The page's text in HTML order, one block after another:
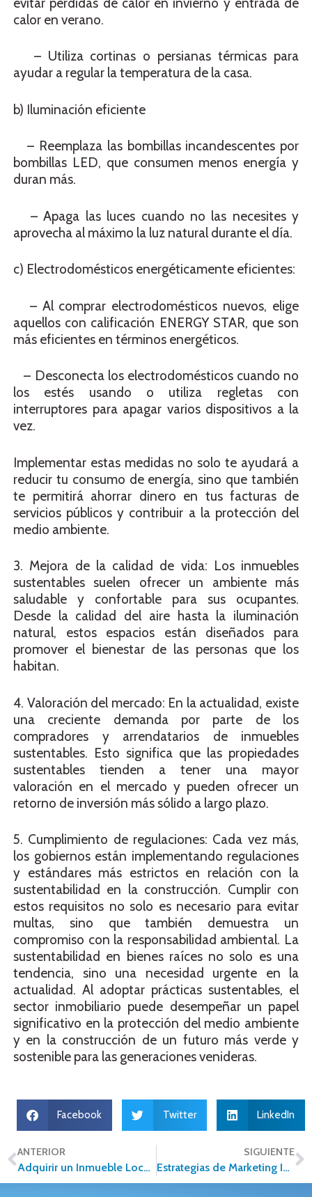
calor en verano.
– Utiliza cortinas o persianas térmicas para
ayudar a regular la temperatura de la casa.
b) Iluminación eficiente
– Reemplaza las bombillas incandescentes por
bombillas LED, que consumen menos energía y
duran más.
– Apaga las luces cuando no las necesites y
aprovecha al máximo la luz natural durante el día.
c) Electrodomésticos energéticamente eficientes:
– Al comprar electrodomésticos nuevos, elige
aquellos con calificación ENERGY STAR, que son
más eficientes en términos energéticos.
– Desconecta los electrodomésticos cuando no
los estés usando o utiliza regletas con
interruptores para apagar varios dispositivos a la
vez.
Implementar estas medidas no solo te ayudará a
reducir tu consumo de energía, sino que también
te permitirá ahorrar dinero en tus facturas de
servicios públicos y contribuir a la protección del
medio ambiente.
3. Mejora de la calidad de vida: Los inmuebles
sustentables suelen ofrecer un ambiente más
saludable y confortable para sus ocupantes.
Desde la calidad del aire hasta la iluminación
natural, estos espacios están diseñados para
promover el bienestar de las personas que los
habitan.
4. Valoración del mercado: En la actualidad, existe
una creciente demanda por parte de los
compradores y arrendatarios de inmuebles
sustentables. Esto significa que las propiedades
sustentables tienden a tener una mayor
valoración en el mercado y pueden ofrecer un
retorno de inversión más sólido a largo plazo.
5. Cumplimiento de regulaciones: Cada vez más,
los gobiernos están implementando regulaciones
y estándares más estrictos en relación con la
sustentabilidad en la construcción. Cumplir con
estos requisitos no solo es necesario para evitar
multas, sino que también demuestra un
compromiso con la responsabilidad ambiental. La
sustentabilidad en bienes raíces no solo es una
tendencia, sino una necesidad urgente en la
actualidad. Al adoptar prácticas sustentables, el
sector inmobiliario puede desempeñar un papel
significativo en la protección del medio ambiente
y en la construcción de un futuro más verde y
sostenible para las generaciones venideras.
Facebook Twitter LinkedIn
ANTERIOR
Adquirir un Inmueble Lock-Off como Inversión ¿es viable?
SIGUIENTE
Estrategias de Marketing Inmobiliario: La importancia del CRM en 2024